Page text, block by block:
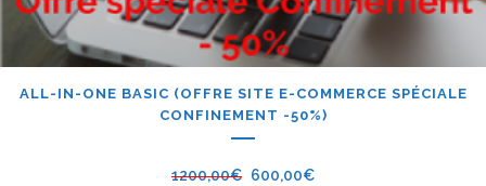
ALL-IN-ONE BASIC (OFFRE SITE E-COMMERCE SPÉCIALE
CONFINEMENT -50%)
1200,00€ 600,00€